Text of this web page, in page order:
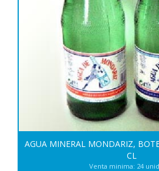
AGUA MINERAL MONDARIZ,
CL
Venta minima: 24